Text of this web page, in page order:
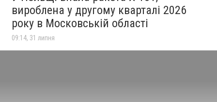
вироблена у другому кварталі 2026
року в Московській області
09:14, 31 липня